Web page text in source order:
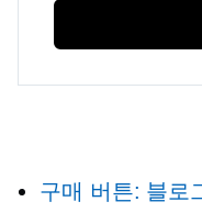
구매 버튼: 블로